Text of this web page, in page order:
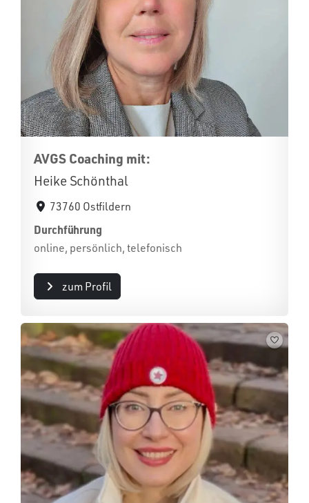
AVGS Coaching mit:
Heike Schönthal
73760 Ostfildern
Durchführung
online, persönlich, telefonisch
zum Profil